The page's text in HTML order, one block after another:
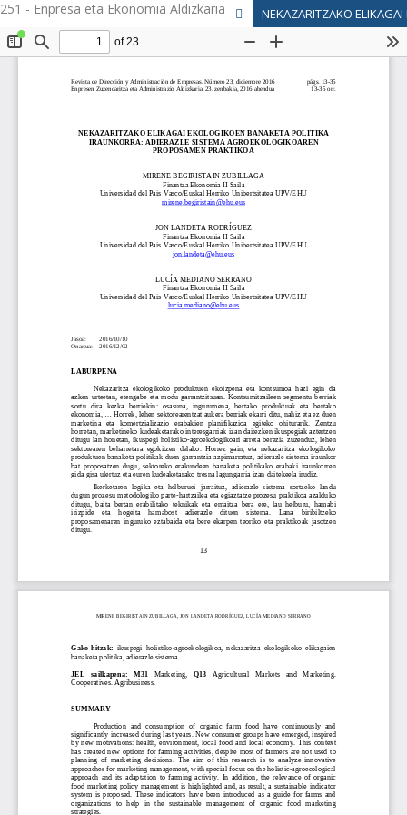
251 - Enpresa eta Ekonomia Aldizkaria